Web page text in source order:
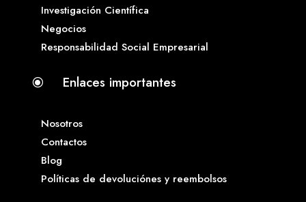
Investigación Científica
Negocios
Responsabilidad Social Empresarial
\ Enlaces importantes
Nosotros
Contactos
Blog
Políticas de devoluciónes y reembolsos